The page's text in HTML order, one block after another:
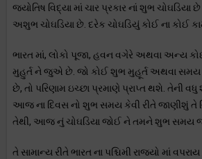
જ્યોતિષ વિદ્યા માં ચાર પ્રકાર નાં શુભ ચોઘડિયા
અશુભ ચોઘડિયા છે. દરેક ચોઘડિયું કોઈ ના કોઈ
ભારત માં, લોકો પૂજા, હવન વગેરે અથવા અન્ય
મુહુર્ત ને જુએ છે. જો કોઈ શુભ મુહૂર્ત અથવા સમય
છે, તો પરિણામ ઇચ્છા પ્રમાણે પ્રાપ્ત થશે. તેની
આજ ના દિવસ નો શુભ સમય કેવી રીતે જાણીશું તે
તેથી, આજ નું ચોઘડિયા જોઈ ને તમને શુભ સમય
તે સામાન્ય રીતે ભારત ના પશ્ચિમી રાજ્યો માં